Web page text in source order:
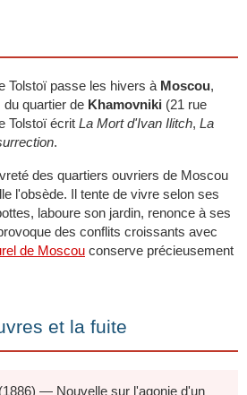
Tolstoï passe les hivers à Moscou,
quartier de Khamovniki (21 rue
Tolstoï écrit La Mort d'Ivan Ilitch, La
.
des quartiers ouvriers de Moscou
l'obsède. Il tente de vivre selon ses
laboure son jardin, renonce à ses
des conflits croissants avec
de Moscou conserve précieusement
et la fuite
(1886) — Nouvelle sur l'agonie d'un